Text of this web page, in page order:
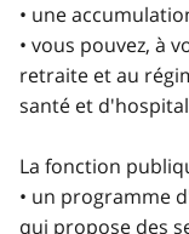
• une
• vous pouvez, à
retraite et au
santé et
La fonction
• un programme
qui propose des